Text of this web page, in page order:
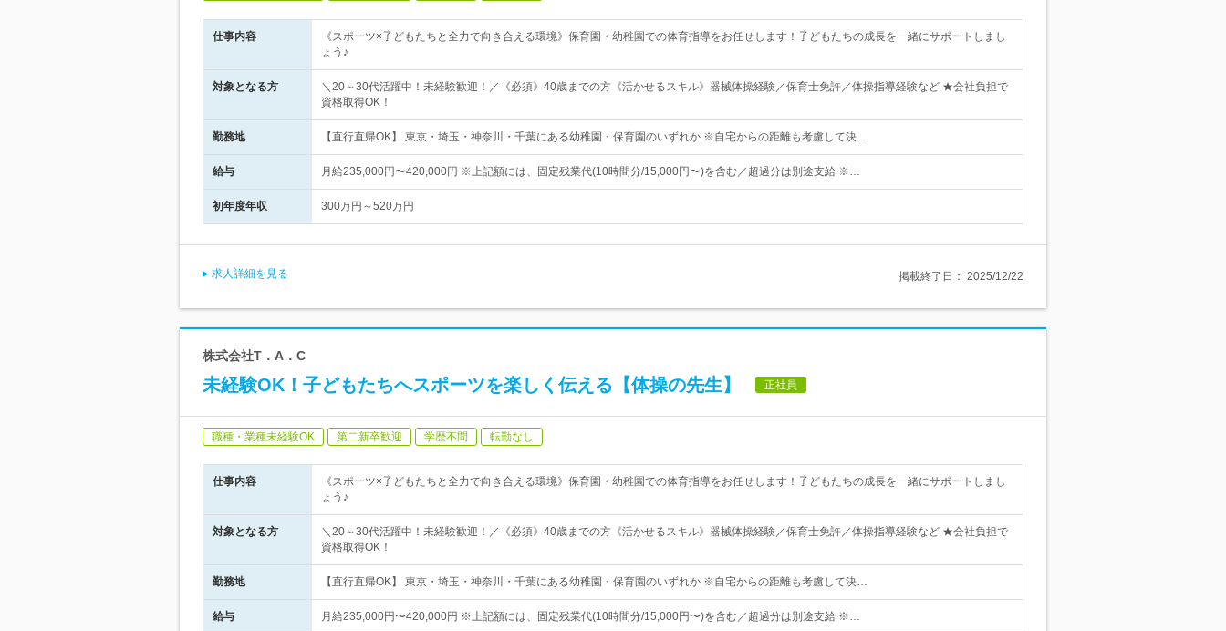
仕事内容
《スポーツ×子どもたちと全力で向き合える環境》保育園・幼稚園での体育指導をお任せします！子どもたちの成長を一緒にサポートしまし
ょう♪
対象となる方
＼20～30代活躍中！未経験歓迎！／《必須》40歳までの方《活かせるスキル》器械体操経験／保育士免許／体操指導経験など ★会社負担で
資格取得OK！
勤務地 【直行直帰OK】 東京・埼玉・神奈川・千葉にある幼稚園・保育園のいずれか ※自宅からの距離も考慮して決…
給与 月給235,000円〜420,000円 ※上記額には、固定残業代(10時間分/15,000円〜)を含む／超過分は別途支給 ※…
初年度年収 300万円～520万円
求人詳細を見る 掲載終了日： 2025/12/22
株式会社T．A．C
未経験OK！子どもたちへスポーツを楽しく伝える【体操の先生】 正社員
職種・業種未経験OK 第二新卒歓迎 学歴不問 転勤なし
仕事内容
《スポーツ×子どもたちと全力で向き合える環境》保育園・幼稚園での体育指導をお任せします！子どもたちの成長を一緒にサポートしまし
ょう♪
対象となる方
＼20～30代活躍中！未経験歓迎！／《必須》40歳までの方《活かせるスキル》器械体操経験／保育士免許／体操指導経験など ★会社負担で
資格取得OK！
勤務地 【直行直帰OK】 東京・埼玉・神奈川・千葉にある幼稚園・保育園のいずれか ※自宅からの距離も考慮して決…
給与 月給235,000円〜420,000円 ※上記額には、固定残業代(10時間分/15,000円〜)を含む／超過分は別途支給 ※…